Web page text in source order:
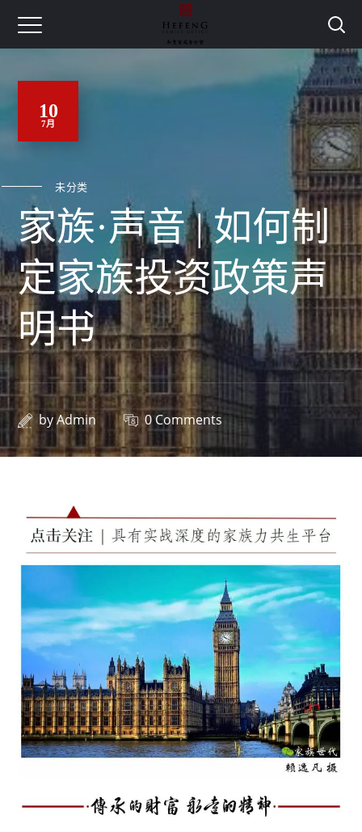
10
7月
未分类
家族·声音 | 如何制
定家族投资政策声
明书
byAdmin 0 Comments